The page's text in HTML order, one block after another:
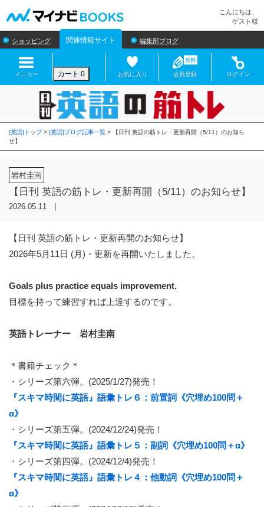
こんにちは、
ゲスト様
ショッピング 関連情報サイト 編集部ブログ
メニュー カート 0 お気に入り 会員登録 ログイン
[英語]トップ> [英語]ブログ記事一覧 >
岩村圭南
【日刊 英語の筋トレ・更新再開（5/11）のお知らせ】
2026.05.11 |
【日刊 英語の筋トレ・更新再開のお知らせ】
2026年5月11日 (月)・更新を再開いたしました。
Goals plus practice equals improvement.
目標を持って練習すれば上達するのです。
英語トレーナー 岩村圭南
＊書籍チェック＊
・シリーズ第六弾。(2025/1/27)発売！
『スキマ時間に英語』語彙トレ６：前置詞《穴埋め100問＋
α》
・シリーズ第五弾。(2024/12/24)発売！
『スキマ時間に英語』語彙トレ５：副詞《穴埋め100問＋α》
・シリーズ第四弾。(2024/12/4)発売！
『スキマ時間に英語』語彙トレ４：他動詞《穴埋め100問＋
α》